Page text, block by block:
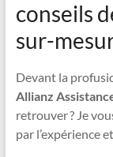
conseils
sur-
Devant la
Allianz
retrouver ? Je
par l’expérience